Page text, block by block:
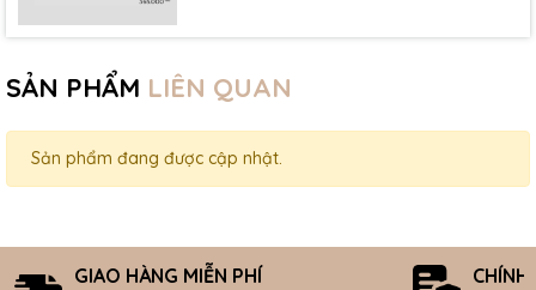
SẢN PHẨM LIÊN QUAN
Sản phẩm đang được cập nhật.
GIAO HÀNG MIỄN PHÍ CHÍNH